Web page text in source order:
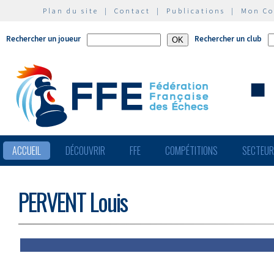
Plan du site | Contact | Publications | Mon
Rechercher un joueur Rechercher un club
ACCUEIL DÉCOUVRIR FFE COMPÉTITIONS
PERVENT Louis